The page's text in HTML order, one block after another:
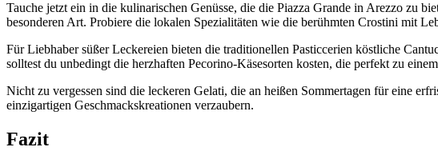
Tauche jetzt ein in die kulinarischen Genüsse, die die Piazza Grande in Arezzo zu
besonderen Art. Probiere die lokalen Spezialitäten wie die berühmten Crostini mit
Für Liebhaber süßer Leckereien bieten die traditionellen Pasticcerien köstliche
solltest du unbedingt die herzhaften Pecorino-Käsesorten kosten, die perfekt zu
Nicht zu vergessen sind die leckeren Gelati, die an heißen Sommertagen für eine
einzigartigen Geschmackskreationen verzaubern.
Fazit